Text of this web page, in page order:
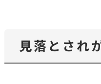
見落とされ